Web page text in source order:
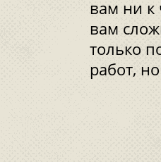
вам ни к
вам
только
работ,